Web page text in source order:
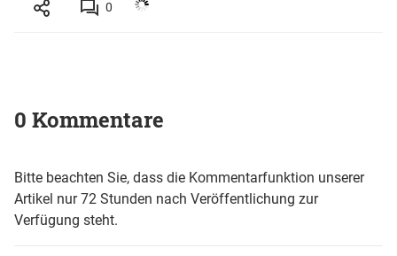
0
0 Kommentare
Bitte beachten Sie, dass die Kommentarfunktion unserer
Artikel nur 72 Stunden nach Veröffentlichung zur
Verfügung steht.